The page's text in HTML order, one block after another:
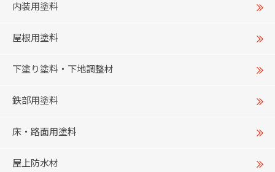
内装用塗料
屋根用塗料
下塗り塗料・下地調整材
鉄部用塗料
床・路面用塗料
屋上防水材